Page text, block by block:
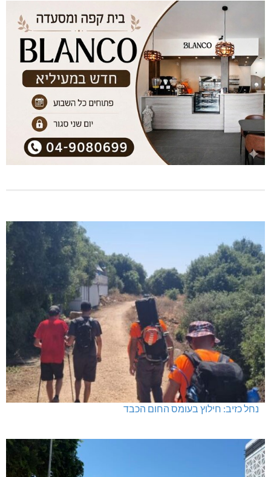
נחל כזיב: חילוץ בעומס החום הכבד